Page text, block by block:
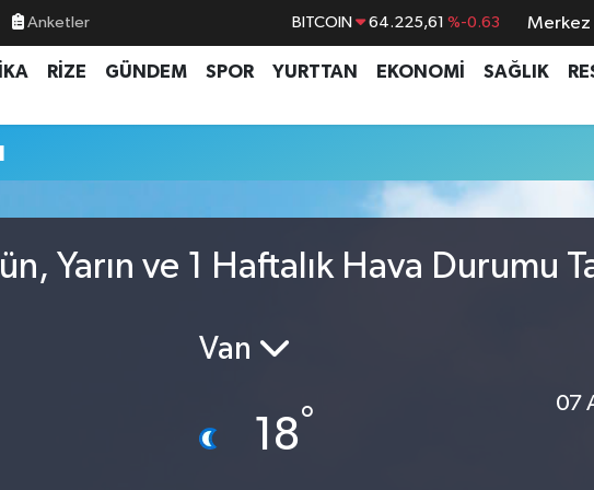
Anketler BITCOIN 64.225,61 %-0.63
DOLAR 47,6704 %0
GRAM ALTIN 6510.40 %0.45
BİST100 13.799 %70
Merkez
RİZE GÜNDEM SPOR YURTTAN EKONOMİ SAĞLIK
Yarın ve 1 Haftalık Hava Durumu
Van
18°
07